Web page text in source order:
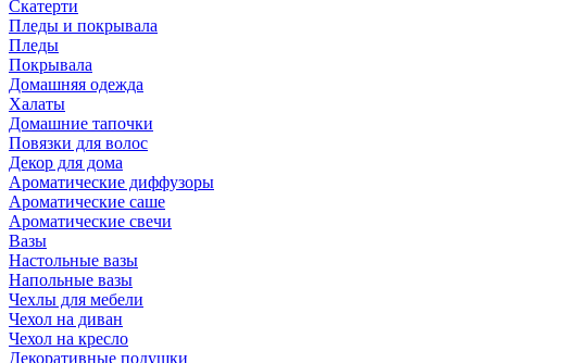
Скатерти
Пледы и покрывала
Пледы
Покрывала
Домашняя одежда
Халаты
Домашние тапочки
Повязки для волос
Декор для дома
Ароматические диффузоры
Ароматические саше
Ароматические свечи
Вазы
Настольные вазы
Напольные вазы
Чехлы для мебели
Чехол на диван
Чехол на кресло
Декоративные подушки